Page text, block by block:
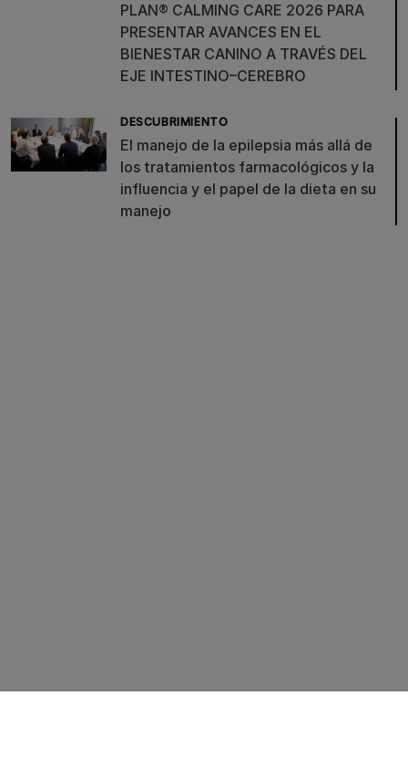
PLAN® CALMING CARE 2026 PARA
PRESENTAR AVANCES EN EL
BIENESTAR CANINO A TRAVÉS DEL
EJE INTESTINO–CEREBRO
DESCUBRIMIENTO
El manejo de la epilepsia más allá de
los tratamientos farmacológicos y la
influencia y el papel de la dieta en su
manejo